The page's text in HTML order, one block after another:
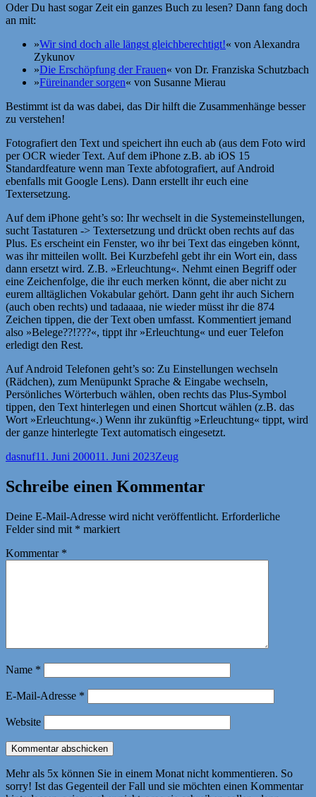
Oder Du hast sogar Zeit ein ganzes Buch zu lesen? Dann fang doch
an mit:
»Wir sind doch alle längst gleichberechtigt!« von Alexandra
Zykunov
»Die Erschöpfung der Frauen« von Dr. Franziska Schutzbach
»Füreinander sorgen« von Susanne Mierau
Bestimmt ist da was dabei, das Dir hilft die Zusammenhänge besser
zu verstehen!
Fotografiert den Text und speichert ihn euch ab (aus dem Foto wird
per OCR wieder Text. Auf dem iPhone z.B. ab iOS 15
Standardfeature wenn man Texte abfotografiert, auf Android
ebenfalls mit Google Lens). Dann erstellt ihr euch eine
Textersetzung.
Auf dem iPhone geht’s so: Ihr wechselt in die Systemeinstellungen,
sucht Tastaturen -> Textersetzung und drückt oben rechts auf das
Plus. Es erscheint ein Fenster, wo ihr bei Text das eingeben könnt,
was ihr mitteilen wollt. Bei Kurzbefehl gebt ihr ein Wort ein, dass
dann ersetzt wird. Z.B. »Erleuchtung«. Nehmt einen Begriff oder
eine Zeichenfolge, die ihr euch merken könnt, die aber nicht zu
eurem alltäglichen Vokabular gehört. Dann geht ihr auch Sichern
(auch oben rechts) und tadaaaa, nie wieder müsst ihr die 874
Zeichen tippen, die der Text oben umfasst. Kommentiert jemand
also »Belege??!???«, tippt ihr »Erleuchtung« und euer Telefon
erledigt den Rest.
Auf Android Telefonen geht’s so: Zu Einstellungen wechseln
(Rädchen), zum Menüpunkt Sprache & Eingabe wechseln,
Persönliches Wörterbuch wählen, oben rechts das Plus-Symbol
tippen, den Text hinterlegen und einen Shortcut wählen (z.B. das
Wort »Erleuchtung«.) Wenn ihr zukünftig »Erleuchtung« tippt, wird
der ganze hinterlegte Text automatisch eingesetzt.
Autor
dasnufVeröffentlicht
11. Juni 200011. Juni 2023Kategorien
Zeug
Schreibe einen Kommentar
Deine E-Mail-Adresse wird nicht veröffentlicht. Erforderliche
Felder sind mit * markiert
Kommentar *
Name *
E-Mail-Adresse *
Website
Mehr als 5x können Sie in einem Monat nicht kommentieren. So
sorry! Ist das Gegenteil der Fall und sie möchten einen Kommentar